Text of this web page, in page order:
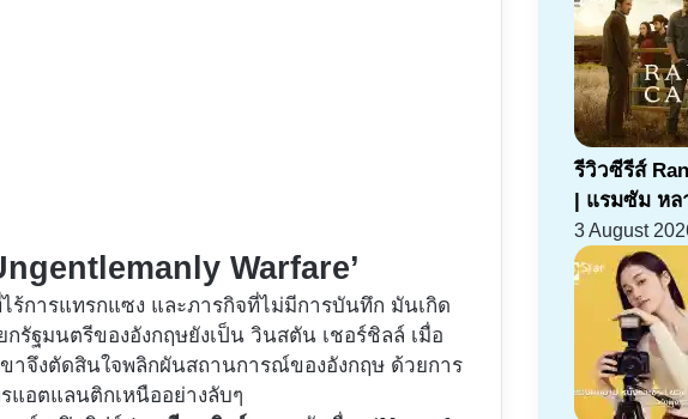
Warfare’
ร้การแทรกแซง และภารกิจที่ไม่มีการบันทึก มันเกิด
รัฐมนตรีของอังกฤษยังเป็น วินสตัน เชอร์ชิลล์ เมื่อ
ขาจึงตัดสินใจพลิกผันสถานการณ์ของอังกฤษ ด้วยการ
แอตแลนติกเหนืออย่างลับๆ
รีวิวซีรีส์
| แรมซัม หล
3 August